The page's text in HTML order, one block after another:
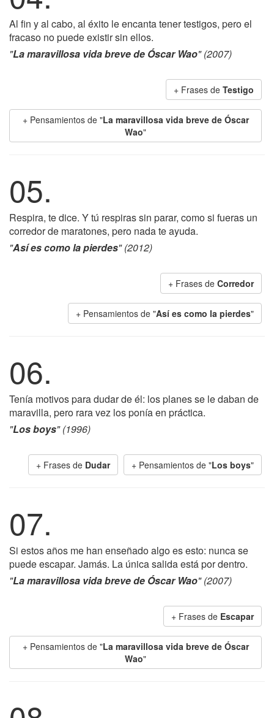
Al fin y al cabo, al éxito le encanta tener testigos, pero el
fracaso no puede existir sin ellos.
"La maravillosa vida breve de Óscar Wao" (2007)
+ Frases de Testigo
+ Pensamientos de "La maravillosa vida breve de Óscar
Wao"
05.
Respira, te dice. Y tú respiras sin parar, como si fueras un
corredor de maratones, pero nada te ayuda.
"Así es como la pierdes" (2012)
+ Frases de Corredor
+ Pensamientos de "Así es como la pierdes"
06.
Tenía motivos para dudar de él: los planes se le daban de
maravilla, pero rara vez los ponía en práctica.
"Los boys" (1996)
+ Frases de Dudar + Pensamientos de "Los boys"
07.
Si estos años me han enseñado algo es esto: nunca se
puede escapar. Jamás. La única salida está por dentro.
"La maravillosa vida breve de Óscar Wao" (2007)
+ Frases de Escapar
+ Pensamientos de "La maravillosa vida breve de Óscar
Wao"